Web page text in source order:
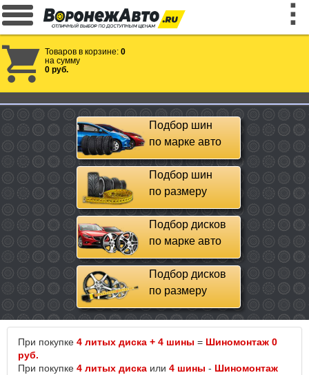
Товаров в корзине: 0
на сумму
0 руб.
Подбор шин
по марке авто
Подбор шин
по размеру
Подбор дисков
по марке авто
Подбор дисков
по размеру
При покупке 4 литых диска + 4 шины = Шиномонтаж 0
руб.
При покупке 4 литых диска или 4 шины - Шиномонтаж